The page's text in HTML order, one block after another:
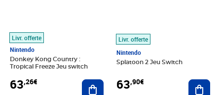
Livr. offerte
Nintendo
Donkey Kong Country :
Tropical Freeze Jeu switch
63,26€ Ajouter au panier
Livr. offerte
Nintendo
Splatoon 2 Jeu Switch
63,90€